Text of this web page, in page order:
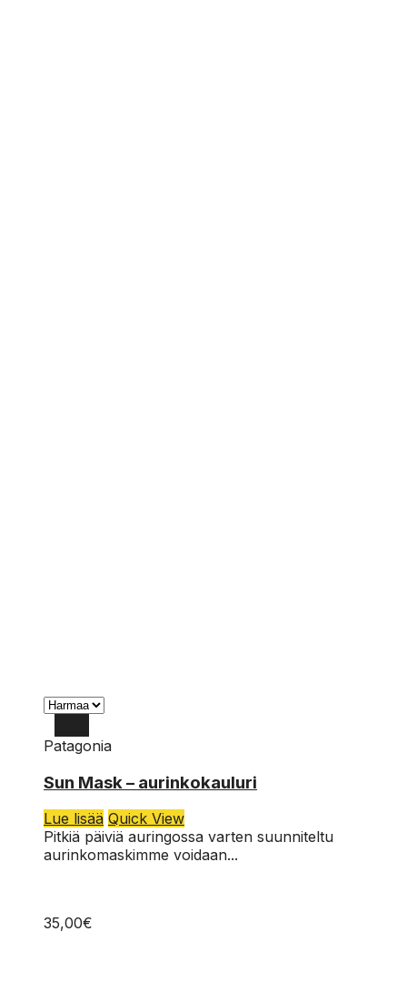
Patagonia
Sun Mask – aurinkokauluri
Lue lisää Quick View
Pitkiä päiviä auringossa varten suunniteltu
aurinkomaskimme voidaan...
35,00€